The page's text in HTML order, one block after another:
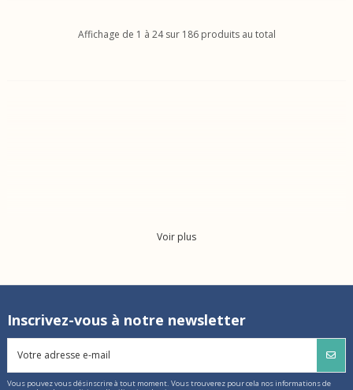
Affichage de 1 à 24 sur 186 produits au total
Voir plus
Inscrivez-vous à notre newsletter
Vous pouvez vous désinscrire à tout moment. Vous trouverez pour cela nos informations de